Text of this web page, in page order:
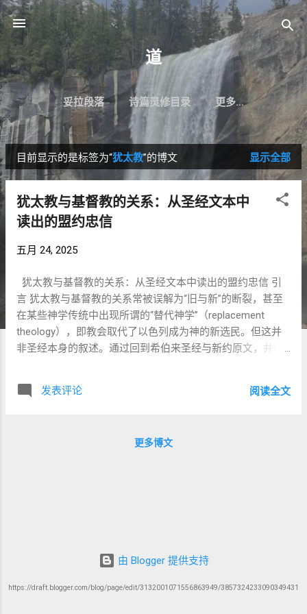
跳至主要内容
道
妥拉段落 诗篇灵修目录 更多…
博
文
目前显示的是标签为“犹太教”的博文 显示全部
犹太教与基督教的关系：从圣经文本中
读出的盟约忠信
五月 24, 2025
犹太教与基督教的关系：从圣经文本中读出的盟约忠信 引
言 犹太教与基督教的关系常被误解为“旧与新”的断裂，甚至
在某些神学传统中出现所谓的“替代神学”（replacement
theology），即教会取代了以色列成为神的新选民。但这并
非圣经本身的叙述。通过回到希伯来圣经与新约原文，并吸
教的根也深深植于犹太的信仰之中。 一、耶稣与使徒：犹太
本与语境来看，这一假设缺乏坚实基础： 他深谙犹太圣经与
括耶稣、彼得、雅各、约翰、保罗） 全部都是犹太人 ，他们
系统中。 保罗：从未放弃犹太身份 “我是希伯来人所生的希
发表评论 阅读全文
更多博文
由 Blogger 提供支持
https://draft.blogger.com/blog/page/edit/3132001071556863949/3857324233090349431